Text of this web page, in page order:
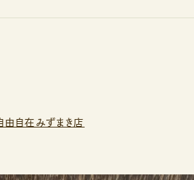
由自在みずまき店